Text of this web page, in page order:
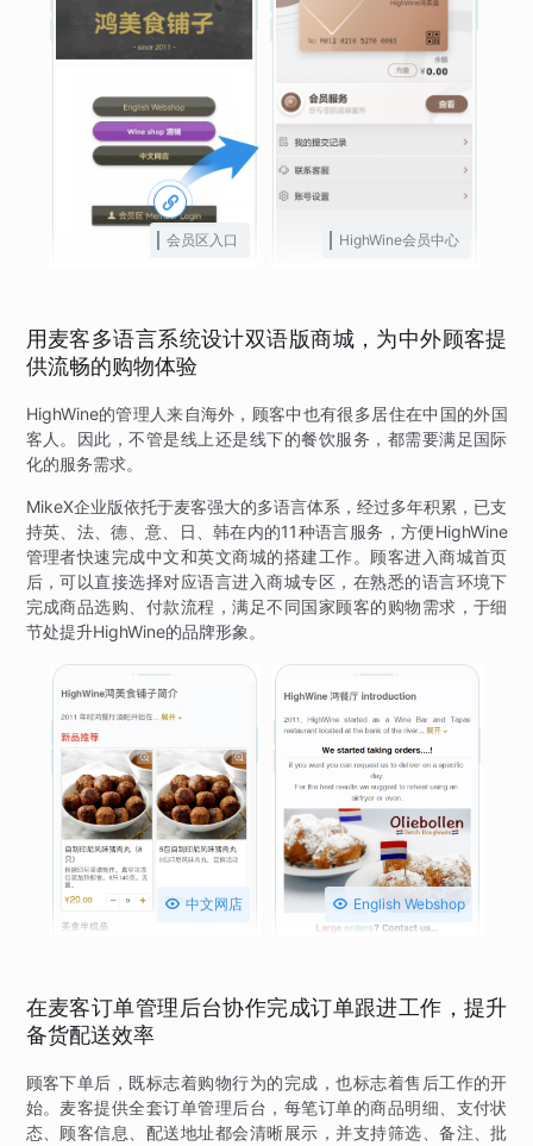
会员区入口 HighWine会员中心
用麦客多语言系统设计双语版商城，为中外顾客提
供流畅的购物体验
HighWine的管理人来自海外，顾客中也有很多居住在中国的外国
客人。因此，不管是线上还是线下的餐饮服务，都需要满足国际
化的服务需求。
MikeX企业版依托于麦客强大的多语言体系，经过多年积累，已支
持英、法、德、意、日、韩在内的11种语言服务，方便HighWine
管理者快速完成中文和英文商城的搭建工作。顾客进入商城首页
后，可以直接选择对应语言进入商城专区，在熟悉的语言环境下
完成商品选购、付款流程，满足不同国家顾客的购物需求，于细
节处提升HighWine的品牌形象。
 中文网店  English Webshop
在麦客订单管理后台协作完成订单跟进工作，提升
备货配送效率
顾客下单后，既标志着购物行为的完成，也标志着售后工作的开
始。麦客提供全套订单管理后台，每笔订单的商品明细、支付状
态、顾客信息、配送地址都会清晰展示，并支持筛选、备注、批